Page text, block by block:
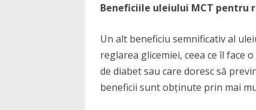
Beneficiile uleiului MCT pentru
Un alt beneficiu semnificativ al
reglarea glicemiei, ceea ce îl face
de diabet sau care doresc să
beneficii sunt obținute prin mai